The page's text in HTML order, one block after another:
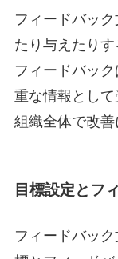
フィードバッ
たり与えたりす
フィードバッ
重な情報として
組織全体で改善
目標設定とフ
フィードバッ